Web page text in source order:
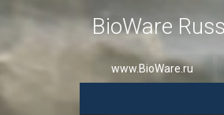
BioWare
www.BioWare.ru